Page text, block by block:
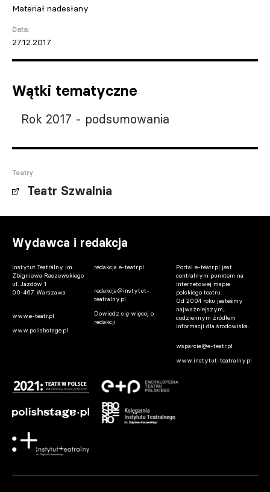
Materiał nadesłany
Data:
27.12.2017
Wątki tematyczne
Rok 2017 - podsumowania
Teatry
Teatr Szwalnia
Wydawca i redakcja
Instytut Teatralny im.
Zbigniewa Raszewskiego
ul. Jazdów 1
00-467 Warszawa
www.e-teatr.pl
www.polishstage.pl
redakcja e-teatr.pl
redakcja@instytut-
teatralny.pl
Dowiedz się więcej o
redakcji
Portal e-teatr.pl jest
centralnym punktem na
internetowej mapie
polskiego teatru.
Od 2004 roku jesteśmy
najważniejszym,
codziennym źródłem
informacji dla środowiska.
wsparcie@e-teatr.pl
www.instytut-teatralny.pl